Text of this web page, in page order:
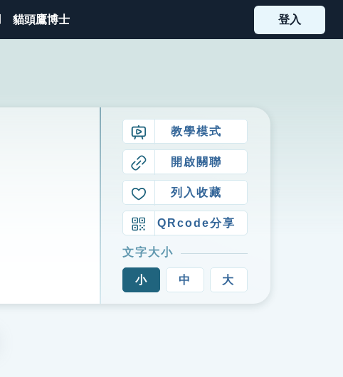
貓頭鷹博士 登入
教學模式
開啟關聯
列入收藏
QRcode分享
文字大小
小 中 大